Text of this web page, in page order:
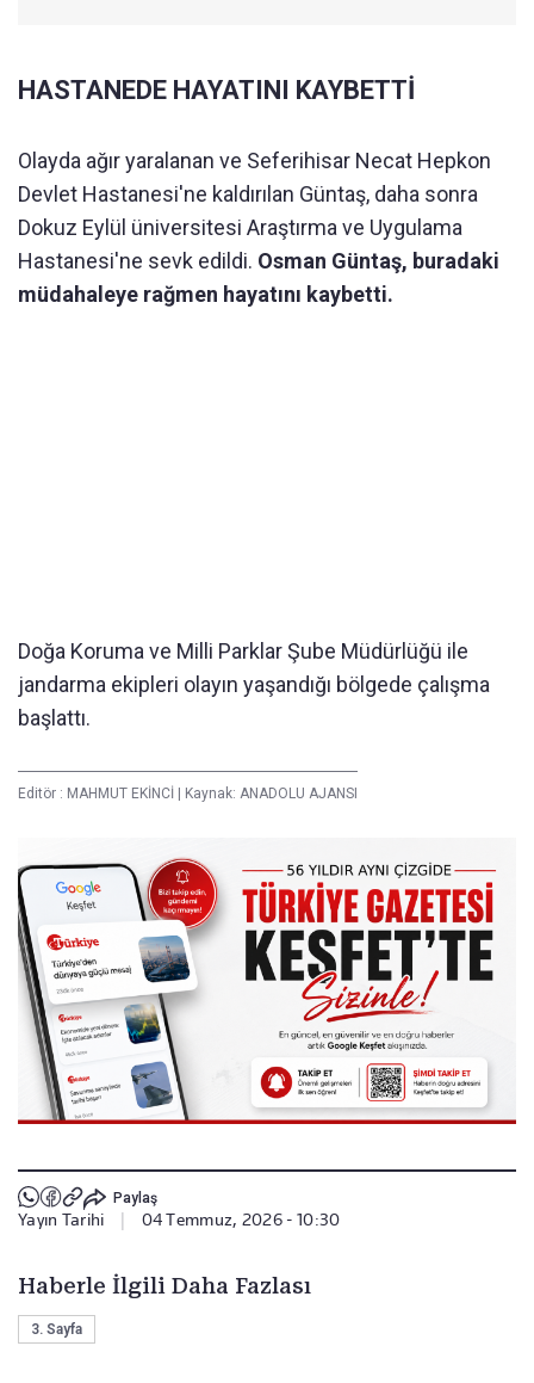
HASTANEDE HAYATINI KAYBETTİ
Olayda ağır yaralanan ve Seferihisar Necat Hepkon
Devlet Hastanesi'ne kaldırılan Güntaş, daha sonra
Dokuz Eylül üniversitesi Araştırma ve Uygulama
Hastanesi'ne sevk edildi. Osman Güntaş, buradaki
müdahaleye rağmen hayatını kaybetti.
Doğa Koruma ve Milli Parklar Şube Müdürlüğü ile
jandarma ekipleri olayın yaşandığı bölgede çalışma
başlattı.
Editör : MAHMUT EKİNCİ Kaynak: ANADOLU AJANSI
Paylaş
Yayın Tarihi 04 Temmuz, 2026 - 10:30
Haberle İlgili Daha Fazlası
3. Sayfa